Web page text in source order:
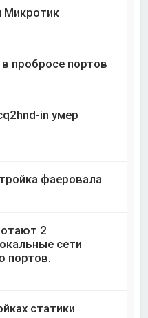
Микротик
пробросе портов
in умер
фаеровала
2
сети
портов.
статики